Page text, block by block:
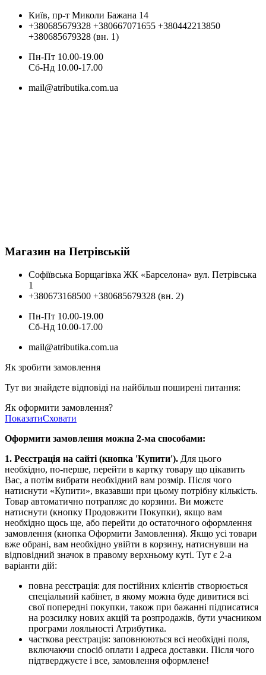
Київ, пр-т Миколи Бажана 14
+380685679328 +380667071655 +380442213850
+380685679328 (вн. 1)
Пн-Пт 10.00-19.00
Cб-Нд 10.00-17.00
mail@atributika.com.ua
Магазин на Петрівській
Софіївська Борщагівка ЖК «Барселона» вул. Петрівська
1
+380673168500 +380685679328 (вн. 2)
Пн-Пт 10.00-19.00
Cб-Нд 10.00-17.00
mail@atributika.com.ua
Як зробити замовлення
Тут ви знайдете відповіді на найбільш поширені питання:
Як оформити замовлення?
ПоказатиСховати
Оформити замовлення можна 2-ма способами:
1. Реєстрація на сайті (кнопка 'Купити'). Для цього
необхідно, по-перше, перейти в картку товару що цікавить
Вас, а потім вибрати необхідний вам розмір. Після чого
натиснути «Купити», вказавши при цьому потрібну кількість.
Товар автоматично потрапляє до корзини. Ви можете
натиснути (кнопку Продовжити Покупки), якщо вам
необхідно щось ще, або перейти до остаточного оформлення
замовлення (кнопка Оформити Замовлення). Якщо усі товари
вже обрані, вам необхідно увійти в корзину, натиснувши на
відповідний значок в правому верхньому куті. Тут є 2-а
варіанти дій:
повна реєстрація: для постійних клієнтів створюється
спеціальний кабінет, в якому можна буде дивитися всі
свої попередні покупки, також при бажанні підписатися
на розсилку нових акцій та розпродажів, бути учасником
програми лояльності Атрибутика.
часткова реєстрація: заповнюються всі необхідні поля,
включаючи спосіб оплати і адреса доставки. Після чого
підтверджуєте і все, замовлення оформлене!